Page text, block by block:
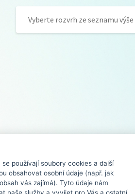
Vyberte rozvrh ze seznamu výše
používají soubory cookies a další
obsahovat osobní údaje (např. jak
vás zajímá). Tyto údaje nám